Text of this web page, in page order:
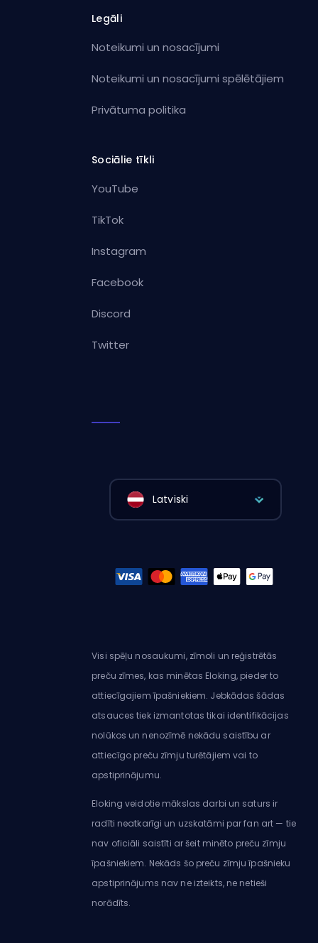
Legāli
Noteikumi un nosacījumi
Noteikumi un nosacījumi spēlētājiem
Privātuma politika
Sociālie tīkli
YouTube
TikTok
Instagram
Facebook
Discord
Twitter
Latviski
Visi spēļu nosaukumi, zīmoli un reģistrētās
preču zīmes, kas minētas Eloking, pieder to
attiecīgajiem īpašniekiem. Jebkādas šādas
atsauces tiek izmantotas tikai identifikācijas
nolūkos un nenozīmē nekādu saistību ar
attiecīgo preču zīmju turētājiem vai to
apstiprinājumu.
Eloking veidotie mākslas darbi un saturs ir
radīti neatkarīgi un uzskatāmi par fan art — tie
nav oficiāli saistīti ar šeit minēto preču zīmju
īpašniekiem. Nekāds šo preču zīmju īpašnieku
apstiprinājums nav ne izteikts, ne netieši
norādīts.